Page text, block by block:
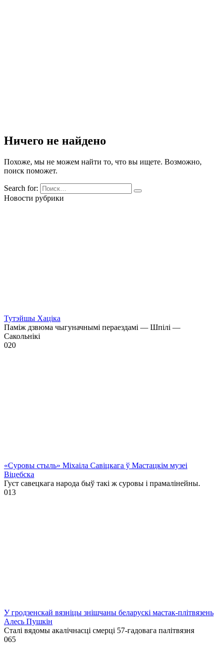
Ничего не найдено
Похоже, мы не можем найти то, что вы ищете. Возможно,
поиск поможет.
Search for:
Новости рубрики
Тутэйшы Хаціка
Паміж дзвюма чыгуначнымі пераездамі — Шпілі —
Сакольнікі
020
«Суровы стыль» Міхаіла Савіцкага ў Мастацкім музеі
Віцебска
Густ савецкага народа быў такі ж суровы і прамалінейны.
013
У гродзенскай вязніцы знішчаны беларускі мастак-плітвязень
Алесь Пушкін
Сталі вядомы акалічнасці смерці 57-гадовага палітвязня
065